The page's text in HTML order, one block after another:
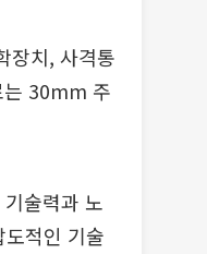
장치, 사격통
는 30mm 주
술력과 노
적인 기술